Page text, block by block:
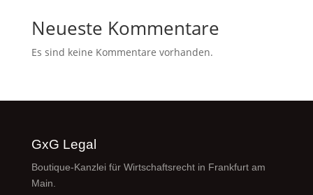
Neueste Kommentare
Es sind keine Kommentare vorhanden.
GxG Legal
Boutique-Kanzlei für Wirtschaftsrecht in Frankfurt am
Main.